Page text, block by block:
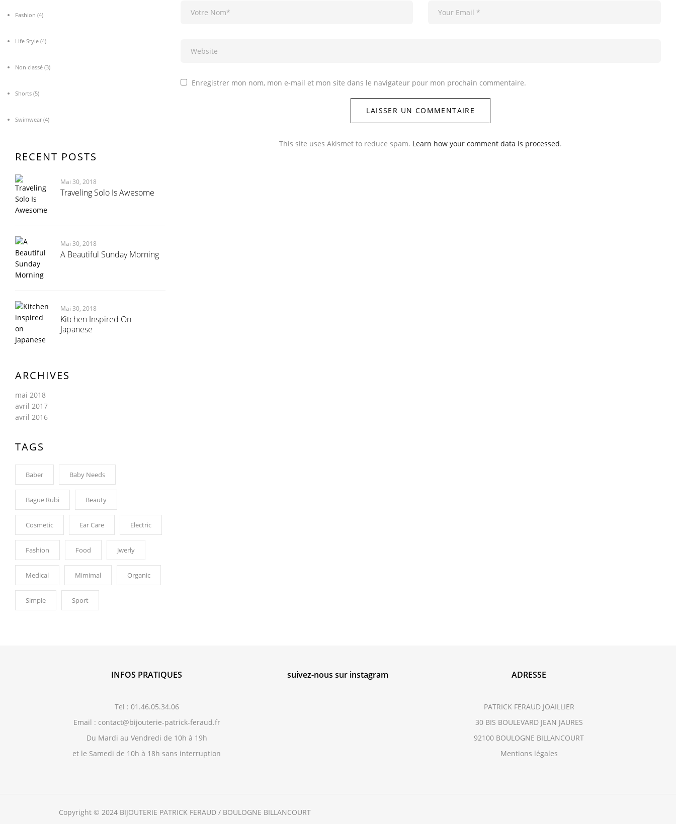
Fashion (4)
Life Style (4)
Non classé (3)
Shorts (5)
Swimwear(4)
RECENT POSTS
Mai 30, 2018
Traveling Solo Is Awesome
Mai 30, 2018
A Beautiful Sunday Morning
Mai 30, 2018
Kitchen Inspired On
Japanese
ARCHIVES
mai 2018
avril 2017
avril 2016
TAGS
Baber Baby Needs
Bague Rubi Beauty
Cosmetic Ear Care Electric
Fashion Food Jwerly
Medical Mimimal Organic
Simple Sport
Enregistrer mon nom, mon e-mail et mon site dans le navigateur pour mon prochain commentaire.
This site uses Akismet to reduce spam. Learn how your comment data is processed.
INFOS PRATIQUES
Tel : 01.46.05.34.06
Email : contact@bijouterie-patrick-feraud.fr
Du Mardi au Vendredi de 10h à 19h
et le Samedi de 10h à 18h sans interruption
suivez-nous sur instagram ADRESSE
PATRICK FERAUD JOAILLIER
30 BIS BOULEVARD JEAN JAURES
92100 BOULOGNE BILLANCOURT
Mentions légales
Copyright © 2024 BIJOUTERIE PATRICK FERAUD / BOULOGNE BILLANCOURT